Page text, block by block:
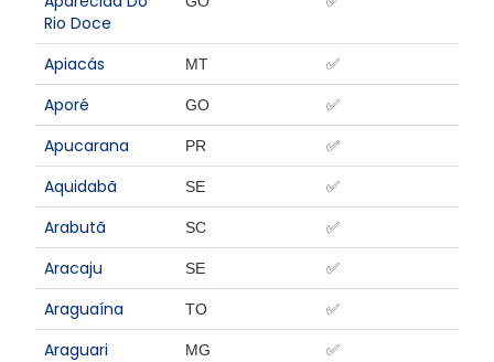
Rio Doce
Apiacás MT ✅
Aporé GO ✅
Apucarana PR ✅
Aquidabã SE ✅
Arabutã SC ✅
Aracaju SE ✅
Araguaína TO ✅
Araguari MG ✅